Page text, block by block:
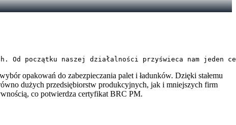
Od początku naszej działalności przyświeca nam
opakowań do zabezpieczania palet i ładunków. Dzięki stałemu
dużych przedsiębiorstw produkcyjnych, jak i mniejszych firm
co potwierdza certyfikat BRC PM.